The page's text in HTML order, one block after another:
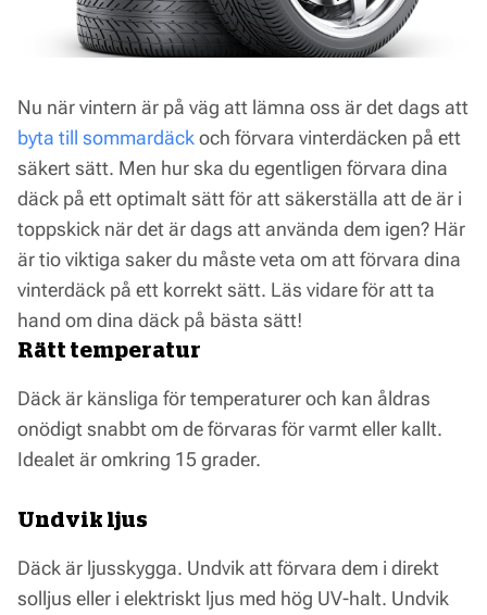
Nu när vintern är på väg att lämna oss är det dags att
byta till sommardäck och förvara vinterdäcken på ett
säkert sätt. Men hur ska du egentligen förvara dina
däck på ett optimalt sätt för att säkerställa att de är i
toppskick när det är dags att använda dem igen? Här
är tio viktiga saker du måste veta om att förvara dina
vinterdäck på ett korrekt sätt. Läs vidare för att ta
hand om dina däck på bästa sätt!
Rätt temperatur
Däck är känsliga för temperaturer och kan åldras
onödigt snabbt om de förvaras för varmt eller kallt.
Idealet är omkring 15 grader.
Undvik ljus
Däck är ljusskygga. Undvik att förvara dem i direkt
solljus eller i elektriskt ljus med hög UV-halt. Undvik